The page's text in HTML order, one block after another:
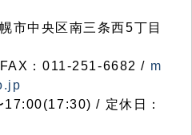
中央区南三条西5丁目
：011-251-6682 / m
/ 定休日：